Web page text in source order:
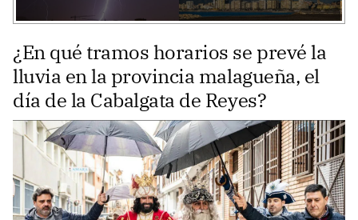
¿En qué tramos horarios se prevé la
lluvia en la provincia malagueña, el
día de la Cabalgata de Reyes?